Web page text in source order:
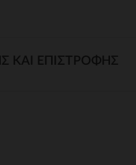
ΚΑΙ ΕΠΙΣΤΡΟΦΉΣ